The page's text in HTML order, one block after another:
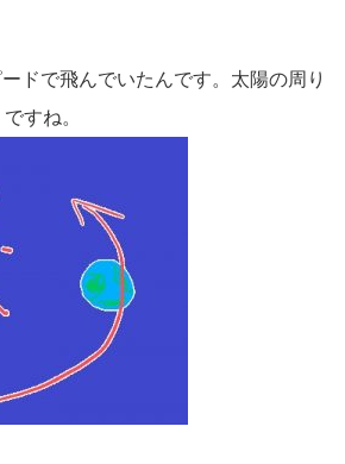
ドで飛んでいたんです。太陽の周り
すね。